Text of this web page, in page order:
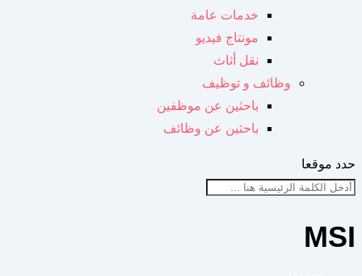
خدمات عامة
مونتاج فيديو
نقل أثاث
وظائف و توظيف
باحثين عن موظفين
باحثين عن وظائف
حدد موقعا
MSI